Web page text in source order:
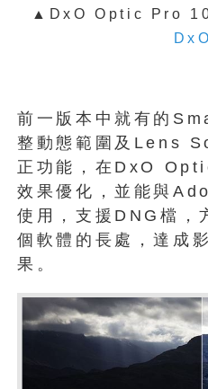
▲ DxO Optic Pro 10
DxO
前一版本中就有的
整動態範圍及Lens
正功能，在DxO
效果優化，並能與
使用，支援DNG檔，
個軟體的長處，達成
果。